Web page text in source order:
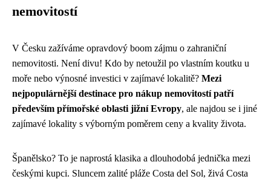
nemovitostí
V Česku zažíváme opravdový boom zájmu o zahraniční
nemovitosti. Není divu! Kdo by netoužil po vlastním koutku u
moře nebo výnosné investici v zajímavé lokalitě? Mezi
nejpopulárnější destinace pro nákup nemovitostí patří
především přímořské oblasti jižní Evropy, ale najdou se i jiné
zajímavé lokality s výborným poměrem ceny a kvality života.
Španělsko? To je naprostá klasika a dlouhodobá jednička mezi
českými kupci. Sluncem zalité pláže Costa del Sol, živá Costa